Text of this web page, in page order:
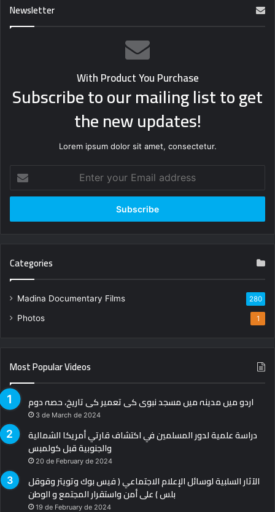
Newsletter
With Product You Purchase
Subscribe to our mailing list to get
the new updates!
Lorem ipsum dolor sit amet, consectetur.
your
Email
Categories
Madina Documentary Films 280
Photos 1
Most Popular Videos
اردو میں مدینہ میں مسجد نبوی کی تعمیر کی تاریخ، حصہ دوم
3 de March de 2024
دراسة علمية لدور المسلمين في اكتشاف قارتي أمريكا الشمالية
والجنوبية قبل كولمبس
20 de February de 2024
الآثار السلبية لوسائل الإعلام الاجتماعي ( فيس بوك وتويتر وقوقل
بلس ) على أمن واستقرار المجتمع و الوطن
19 de February de 2024